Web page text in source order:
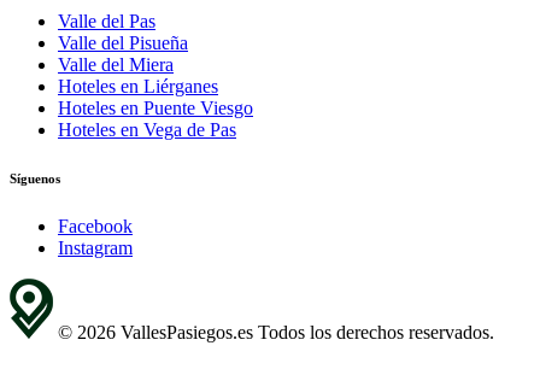
Valle del Pas
Valle del Pisueña
Valle del Miera
Hoteles en Liérganes
Hoteles en Puente Viesgo
Hoteles en Vega de Pas
Síguenos
Facebook
Instagram
© 2026 VallesPasiegos.es Todos los derechos reservados.